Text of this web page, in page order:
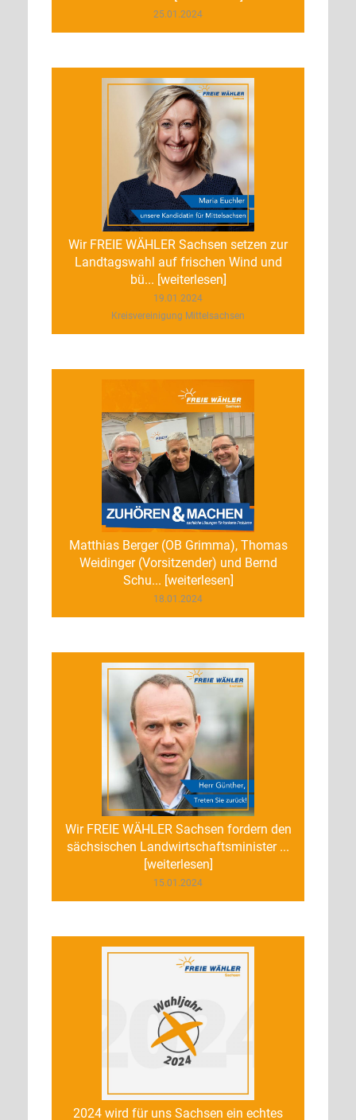
25.01.2024
Wir FREIE WÄHLER Sachsen setzen zur
Landtagswahl auf frischen Wind und
bü... [weiterlesen]
19.01.2024
Kreisvereinigung Mittelsachsen
Matthias Berger (OB Grimma), Thomas
Weidinger (Vorsitzender) und Bernd
Schu... [weiterlesen]
18.01.2024
Wir FREIE WÄHLER Sachsen fordern den
sächsischen Landwirtschaftsminister ...
[weiterlesen]
15.01.2024
2024 wird für uns Sachsen ein echtes